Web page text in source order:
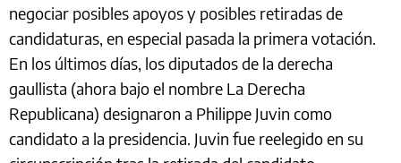
negociar posibles apoyos y posibles retiradas de
candidaturas, en especial pasada la primera votación.
En los últimos días, los diputados de la derecha
gaullista (ahora bajo el nombre La Derecha
Republicana) designaron a Philippe Juvin como
candidato a la presidencia. Juvin fue reelegido en su